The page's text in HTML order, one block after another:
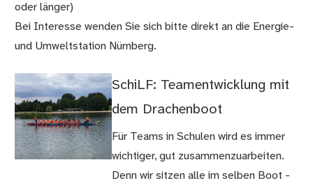
oder länger)
Bei Interesse wenden Sie sich bitte direkt an die Energie-
und Umweltstation Nürnberg.
SchiLF: Teamentwicklung mit
dem Drachenboot
Für Teams in Schulen wird es immer
wichtiger, gut zusammenzuarbeiten.
Denn wir sitzen alle im selben Boot -